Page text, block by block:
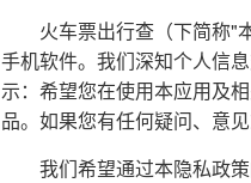
火车票出行查（下简称"
手机软件。我们深知个人信
示：希望您在使用本应用及
品。如果您有任何疑问、意
我们希望通过本隐私政